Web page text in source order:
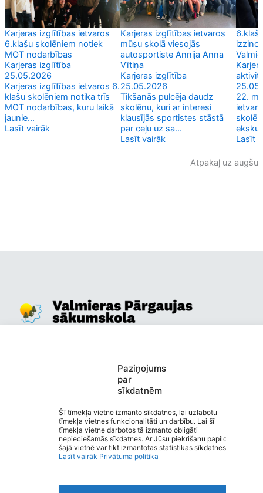
Paziņojums
par
sīkdatnēm
Šī tīmekļa vietne izmanto sīkdatnes, lai uzlabotu
tīmekļa vietnes funkcionalitāti un darbību. Lai šī
tīmekļa vietne darbotos tā izmanto obligāti
nepieciešamās sīkdatnes. Ar Jūsu piekrišanu papildus
šajā vietnē var tikt izmantotas statistikas sīkdatnes.
Lasīt vairāk Privātuma politika
Karjeras izglītības ietvaros
6.klašu skolēniem notiek
MOT nodarbības
Karjeras izglītība
25.05.2026
Karjeras izglītības ietvaros 6.
klašu skolēniem notika trīs
MOT nodarbības, kuru laikā
jaunie...
Lasīt vairāk
Karjeras izglītības ietvaros
mūsu skolā viesojās
autosportiste Annija Anna
Vītiņa
Karjeras izglītība
25.05.2026
Tikšanās pulcēja daudz
skolēnu, kuri ar interesi
klausījās sportistes stāstā
par ceļu uz sa...
Lasīt vairāk
22.
Lasīt
Atpakaļ uz augšu
Privātuma politika
Piekļūstamība
Personas datu aizsardzība